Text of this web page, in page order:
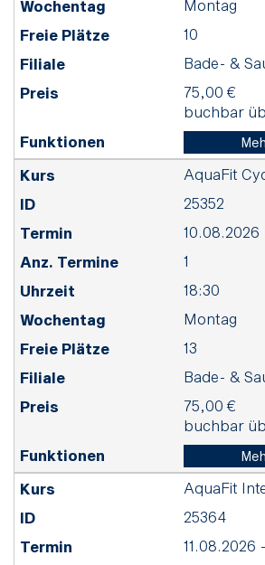
Montag
10
Bade- &
75,00 €
buchbar
AquaFit
25352
10.08.2026
1
18:30
Montag
13
Bade- &
75,00 €
buchbar
AquaFit
25364
11.08.2026